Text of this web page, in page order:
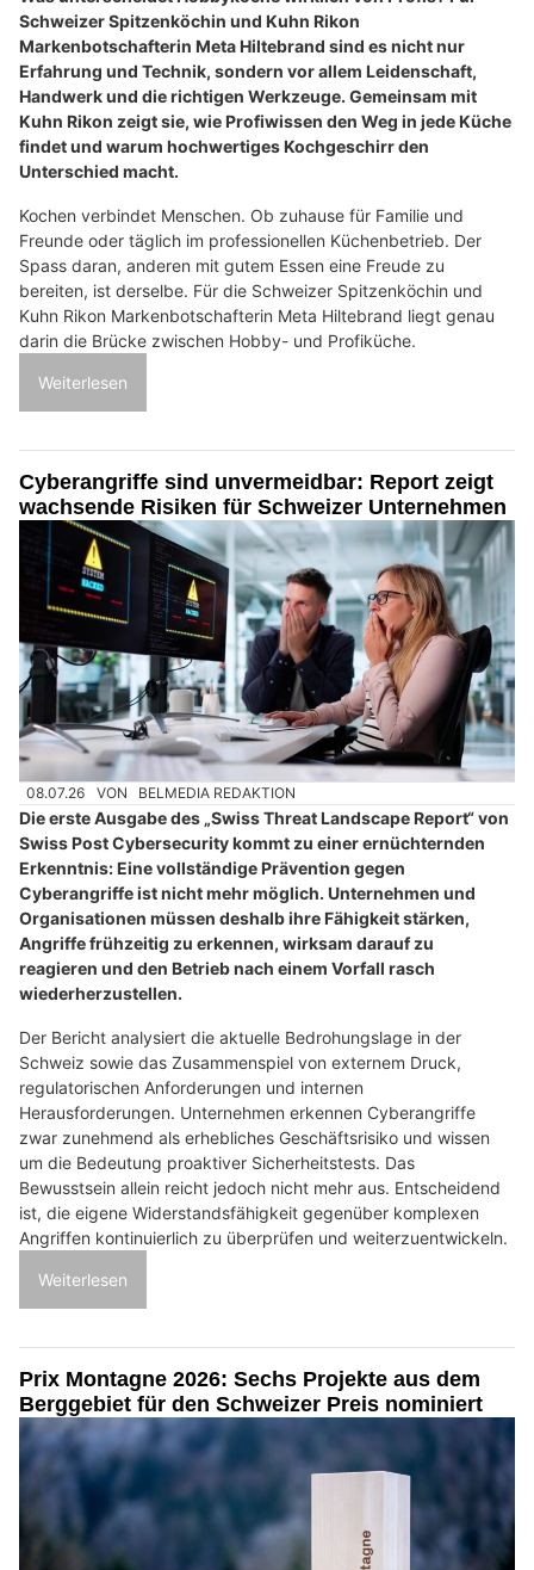
Schweizer Spitzenköchin und Kuhn Rikon
Markenbotschafterin Meta Hiltebrand sind es nicht nur
Erfahrung und Technik, sondern vor allem Leidenschaft,
Handwerk und die richtigen Werkzeuge. Gemeinsam mit
Kuhn Rikon zeigt sie, wie Profiwissen den Weg in jede Küche
findet und warum hochwertiges Kochgeschirr den
Unterschied macht.
Kochen verbindet Menschen. Ob zuhause für Familie und
Freunde oder täglich im professionellen Küchenbetrieb. Der
Spass daran, anderen mit gutem Essen eine Freude zu
bereiten, ist derselbe. Für die Schweizer Spitzenköchin und
Kuhn Rikon Markenbotschafterin Meta Hiltebrand liegt genau
darin die Brücke zwischen Hobby- und Profiküche.
Weiterlesen
Cyberangriffe sind unvermeidbar: Report zeigt
wachsende Risiken für Schweizer Unternehmen
08.07.26 VON BELMEDIA REDAKTION
Die erste Ausgabe des „Swiss Threat Landscape Report“ von
Swiss Post Cybersecurity kommt zu einer ernüchternden
Erkenntnis: Eine vollständige Prävention gegen
Cyberangriffe ist nicht mehr möglich. Unternehmen und
Organisationen müssen deshalb ihre Fähigkeit stärken,
Angriffe frühzeitig zu erkennen, wirksam darauf zu
reagieren und den Betrieb nach einem Vorfall rasch
wiederherzustellen.
Der Bericht analysiert die aktuelle Bedrohungslage in der
Schweiz sowie das Zusammenspiel von externem Druck,
regulatorischen Anforderungen und internen
Herausforderungen. Unternehmen erkennen Cyberangriffe
zwar zunehmend als erhebliches Geschäftsrisiko und wissen
um die Bedeutung proaktiver Sicherheitstests. Das
Bewusstsein allein reicht jedoch nicht mehr aus. Entscheidend
ist, die eigene Widerstandsfähigkeit gegenüber komplexen
Angriffen kontinuierlich zu überprüfen und weiterzuentwickeln.
Weiterlesen
Prix Montagne 2026: Sechs Projekte aus dem
Berggebiet für den Schweizer Preis nominiert